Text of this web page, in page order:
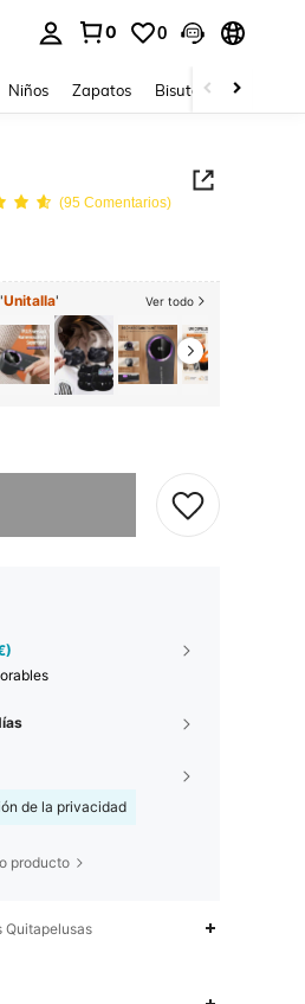
0 0
Niños Zapatos Bisutería Y
(95 Comentarios)
Unitalla' Ver todo
de la privacidad
producto
Quitapelusas